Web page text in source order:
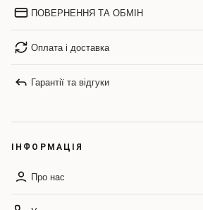
ПОВЕРНЕННЯ ТА ОБМІН
Оплата і доставка
Гарантії та відгуки
ІНФОРМАЦІЯ
Про нас